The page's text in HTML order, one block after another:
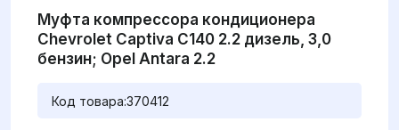
Муфта компрессора кондиционера
Chevrolet Captiva C140 2.2 дизель, 3,0
бензин; Opel Antara 2.2
Код товара:370412